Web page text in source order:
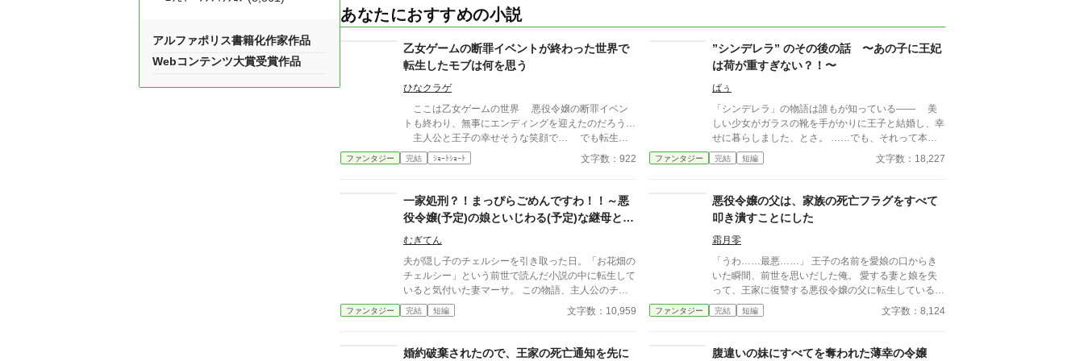
あなたにおすすめの小説
乙女ゲームの断罪イベントが終わった世界で
転生したモブは何を思う
ひなクラゲ
ここは乙女ゲームの世界 悪役令嬢の断罪イベン
トも終わり、無事にエンディングを迎えたのだろう…
主人公と王子の幸せそうな笑顔で… でも転生者
であるモブは思う きっとこのまま幸福なまま終わ
る筈がないと…
ファンタジー 完結 ｼｮｰﾄｼｮｰﾄ 文字数：922
”シンデレラ” のその後の話 〜あの子に王妃
は荷が重すぎない？！〜
ばぅ
「シンデレラ」の物語は誰もが知っている—— 美
しい少女がガラスの靴を手がかりに王子と結婚し、幸
せに暮らしました、とさ。 ……でも、それって本当
にハッピーエンド？ 気がつけば、私は義理の姉と
してこの物語の中に転生していた。しかも、シンデレ
このままだと、エラ（シンデレラ）は確かに王子と
結婚するけど、その後待っているのは不幸な未来。王
宮での嫁いびり、王子の無関心、そして孤独——。
こんなエンディング、認められるわけない！ 私
は舞踏会をブッチして、魔法使いの弟子になった。エ
ラを救うために。だけど予想外の魔法の呪文、クセの
強すぎる師匠、そして最悪なことに……！？ エラ
の幸せを取り戻すため、義理姉のドタバタ救出劇が
今、幕を開ける！ 果たして本当のハッピーエンドは
ファンタジー 完結 短編 文字数：18,227
一家処刑？！まっぴらごめんですわ！！～悪
役令嬢(予定)の娘といじわる(予定)な継母と馬
鹿(現在進行形)な夫
むぎてん
夫が隠し子のチェルシーを引き取った日。「お花畑の
チェルシー」という前世で読んだ小説の中に転生して
いると気付いた妻マーサ。 この物語、主人公のチェ
ルシーは悪役令嬢だ。 最後は華麗な「ざまあ」の末
に一家全員の処刑で幕を閉じるバッドエンド‥‥‥な
って見せましょう！！ 悪役令嬢(予定)の娘と、意地悪
ファンタジー 完結 短編 文字数：10,959
悪役令嬢の父は、家族の死亡フラグをすべて
叩き潰すことにした
霜月零
「うわ……最悪……」 王子の名前を愛娘の口からき
いた瞬間、前世を思いだした俺。 愛する妻と娘を失
って、王家に復讐する悪役令嬢の父に転生していると
気づいてしまった。 気付いたなら、妻と娘の死亡フ
ラグは破壊するよ。 まだ二人とも生きてるからね。
載中
ファンタジー 完結 短編 文字数：8,124
婚約破棄されたので、王家の死亡通知を先に 腹違いの妹にすべてを奪われた薄幸の令嬢
アルファポリス書籍化作家作品
Webコンテンツ大賞受賞作品